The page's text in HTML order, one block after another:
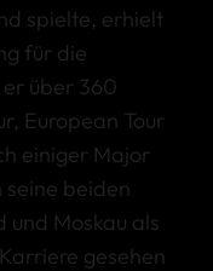
spielte, erhielt
für die
er über 360
European Tour
einiger Major
seine beiden
und Moskau als
gesehen